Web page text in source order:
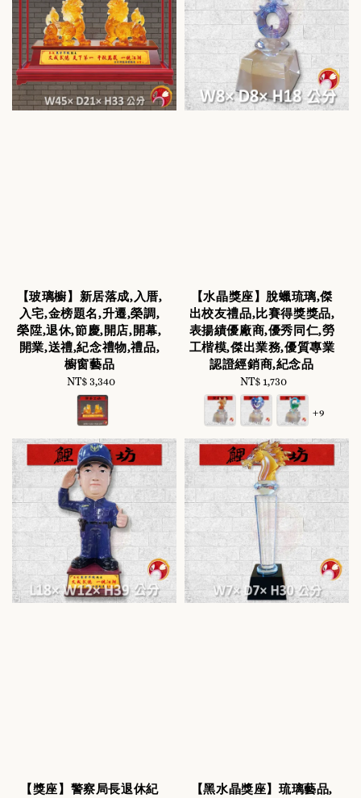
【玻璃櫥】新居落成,入厝,
入宅,金榜題名,升遷,榮調,
榮陞,退休,節慶,開店,開幕,
開業,送禮,紀念禮物,禮品,
櫥窗藝品
Regular
price
NT$ 3,340
【水晶獎座】脫蠟琉璃,傑
出校友禮品,比賽得獎獎品,
表揚績優廠商,優秀同仁,勞
工楷模,傑出業務,優質專業
認證經銷商,紀念品
Regular
price
NT$ 1,730
+9
【獎座】警察局長退休紀
【黑水晶獎座】琉璃藝品,